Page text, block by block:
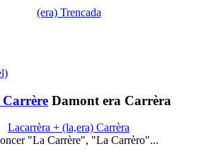
(era) Trencada
Damont era Carrèra
Lacarrèra + (la,era) Carrèra
"La Carrère", "La Carrèro"...